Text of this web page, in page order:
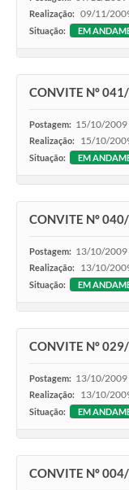
Realização: 09/11/
Situação: EM
CONVITE Nº
Postagem: 15/10/2009
Realização: 15/10/
Situação: EM
CONVITE Nº
Postagem: 13/10/2009
Realização: 13/10/
Situação: EM
CONVITE Nº
Postagem: 13/10/2009
Realização: 13/10/
Situação: EM
CONVITE Nº